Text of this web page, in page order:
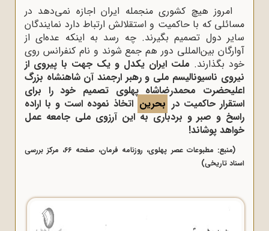
امروز هیچ کشوری منجمله ایران اجازه نمی‌دهد در
مسائلی که با حاکمیت و استقلالش ارتباط دارد نمایندگان
سایر دول تصمیم بگیرند. چه رسد به اینکه عده‌ای از
آوارگان بین‌المللی دور هم جمع شوند و نام کنفرانس روی
خود بگذارند. ملت ایران یکدل و یک جهت با پیروی از
نیروی ناسیونالیسم ملی و رهبر ارجمند آن شاهنشاه بزرگ
اعلیحضرت محمدرضاشاه پهلوی تصمیم خود را برای
استقرار حاکمیت در بحرین اتخاذ نموده است و با اراده
راسخ و صبر و بردباری به این آرزوی ملی جامعه عمل
خواهد پوشاند!
(منبع: مطبوعات عصر پهلوی، روزنامه فرمان، صفحه 66، مرکز بررسی
اسناد تاریخی)